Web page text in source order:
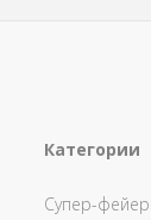
Категории
Супер-